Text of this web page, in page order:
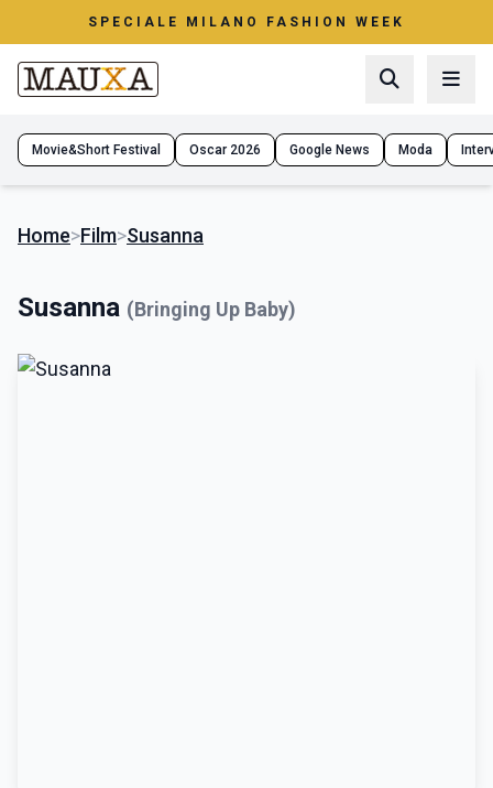
SPECIALE MILANO FASHION WEEK
Movie&Short Festival Oscar 2026 Google News Moda
Home>Film>Susanna
Susanna (Bringing Up Baby)